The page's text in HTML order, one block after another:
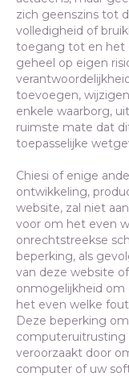
zich geenszins tot
volledigheid of
toegang tot en het
geheel op eigen
toevoegen,
enkele waarborg,
ruimste mate dat
toepasselijke
Chiesi of enige
ontwikkeling,
website, zal niet
voor om het even
onrechtstreekse
beperking, als
van deze website
onmogelijkheid om
het even welke
Deze beperking
computeruitrusting
veroorzaakt door
computer of uw